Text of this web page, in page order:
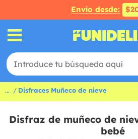
Envío desde:
... Disfraces Muñeco de nieve
Disfraz de muñeco de
bebé